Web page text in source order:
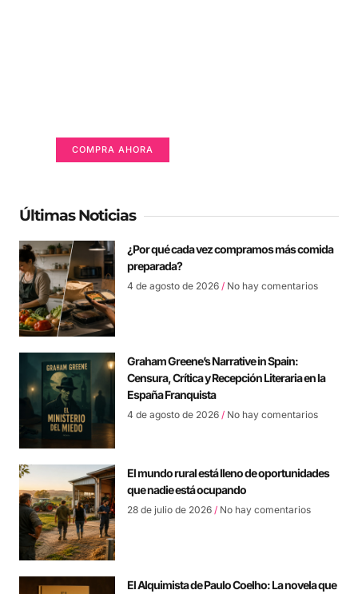
COMPRA AHORA
Últimas Noticias
¿Por qué cada vez compramos más comida
preparada?
4 de agosto de 2026 No hay comentarios
Graham Greene’s Narrative in Spain:
Censura, Crítica y Recepción Literaria en la
España Franquista
4 de agosto de 2026 No hay comentarios
El mundo rural está lleno de oportunidades
que nadie está ocupando
28 de julio de 2026 No hay comentarios
El Alquimista de Paulo Coelho: La novela que